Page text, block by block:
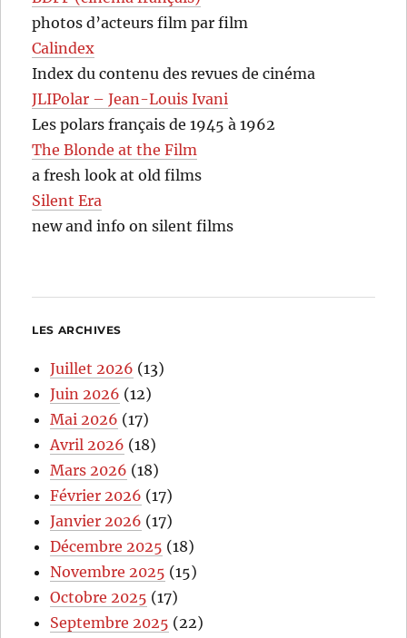
photos d’acteurs film par film
Calindex
Index du contenu des revues de cinéma
JLIPolar – Jean-Louis Ivani
Les polars français de 1945 à 1962
The Blonde at the Film
a fresh look at old films
Silent Era
new and info on silent films
LES ARCHIVES
Juillet 2026 (13)
Juin 2026 (12)
Mai 2026 (17)
Avril 2026 (18)
Mars 2026 (18)
Février 2026 (17)
Janvier 2026 (17)
Décembre 2025 (18)
Novembre 2025 (15)
Octobre 2025 (17)
Septembre 2025 (22)